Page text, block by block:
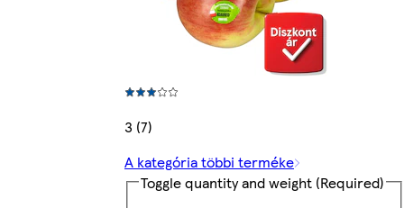
3 (7)
A kategória többi terméke
Toggle quantity and weight (Required)